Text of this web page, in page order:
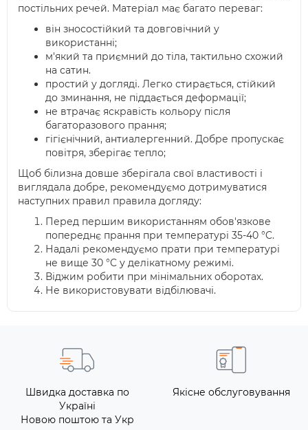
постільних речей. Матеріал має багато переваг:
він зносостійкий та довговічний у
використанні;
м'який та приємний до тіла, тактильно схожий
на сатин.
простий у догляді. Легко стирається, стійкий
до зминання, не піддається деформації;
не втрачає яскравість кольору після
багаторазового прання;
гігієнічний, антиалергенний. Добре пропускає
повітря, зберігає тепло;
Щоб білизна довше зберігала свої властивості і
виглядала добре, рекомендуємо дотримуватися
наступних правил правила догляду:
Перед першим використанням обов'язкове
попереднє прання при температурі 35-40 °C.
Надалі рекомендуємо прати при температурі
не вище 30 °C у делікатному режимі.
Віджим робити при мінімальних оборотах.
Не використовувати відбілювачі.
Швидка доставка по
Україні
Новою поштою та Укр
Якісне обслуговування